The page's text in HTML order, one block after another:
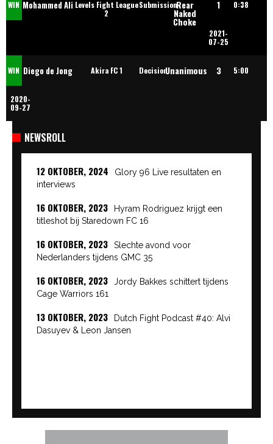
WIN Mohammed Ali Levels Fight League
2
SubmissionRear
Naked
Choke
1 0:38
2021-
07-25
WIN Diego de Jong Akira FC 1 DecisionUnanimous 3 5:00
2020-
09-27
NEWSROLL
12 OKTOBER, 2024
Glory 96 Live resultaten en
interviews
16 OKTOBER, 2023
Hyram Rodriguez krijgt een
titleshot bij Staredown FC 16
16 OKTOBER, 2023
Slechte avond voor
Nederlanders tijdens GMC 35
16 OKTOBER, 2023
Jordy Bakkes schittert tijdens
Cage Warriors 161
13 OKTOBER, 2023
Dutch Fight Podcast #40: Alvi
Dasuyev & Leon Jansen